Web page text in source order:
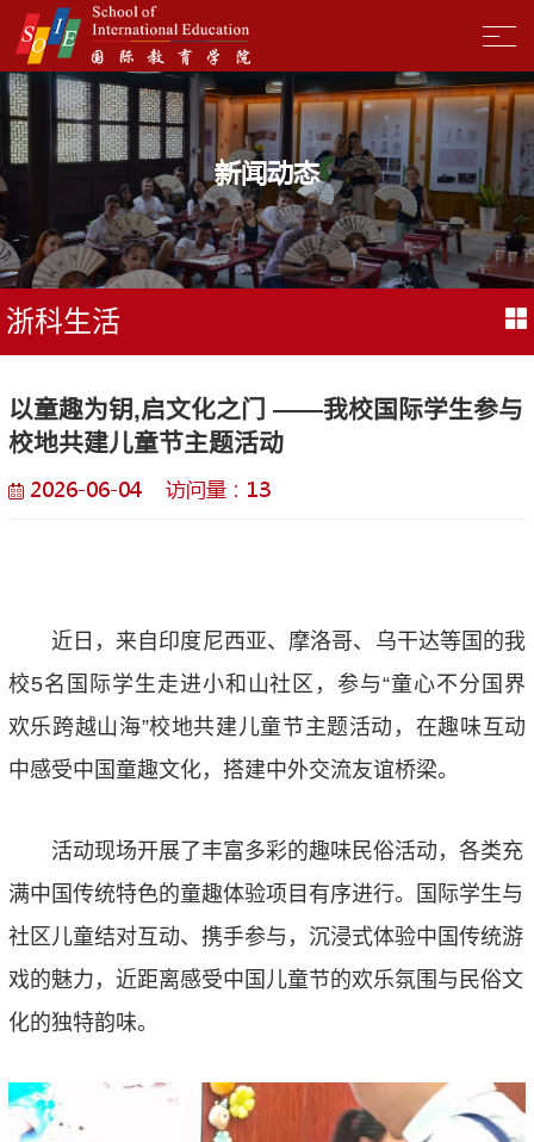
新闻动态
浙科生活
以童趣为钥,启文化之门 ——我校国际学生参与
校地共建儿童节主题活动
2026-06-04 访问量： 13
近日 ，来自印度尼西亚、摩洛哥、乌干达等国 的我
校5名 国际学生走进小和山社区，参与“童心不分国界
欢乐跨越山海”校地共建儿童节主题活动，在趣味互动
中感受中国童趣文化，搭建中外交流友谊桥梁。
活动现场开展了丰富多彩的趣味民俗活动，各类充
满中国传统特色的童趣体验项目有序进行。国际学生与
社区儿童结对互动、携手参与，沉浸式体验中国传统游
戏的魅力，近距离感受中国儿童节的欢乐氛围与民俗文
化的独特韵味。